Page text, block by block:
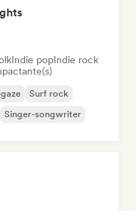
Indie popIndie rock
Surf rock
Singer-songwriter